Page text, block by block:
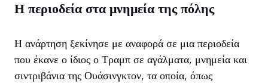
Η περιοδεία στα μνημεία της πόλης
Η ανάρτηση ξεκίνησε με αναφορά σε μια περιοδεία
που έκανε ο ίδιος ο Τραμπ σε αγάλματα, μνημεία και
σιντριβάνια της Ουάσινγκτον, τα οποία, όπως